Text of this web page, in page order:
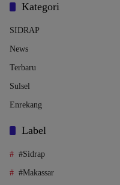
Kategori
SIDRAP
News
Terbaru
Sulsel
Enrekang
Label
#Sidrap
#Makassar